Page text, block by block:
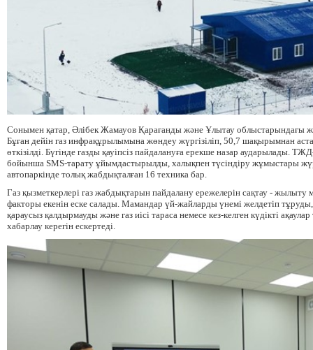
Сонымен қатар, Әлібек Жамауов Қарағанды және Ұлытау облыстарындағы
Бұған дейін газ инфрақұрылымына жөндеу жүргізіліп, 50,7 шақырымнан
өткізілді. Бүгінде газды қауіпсіз пайдалануға ерекше назар аударылады. ТЖД
бойынша SMS-тарату ұйымдастырылды, халықпен түсіндіру жұмыстары
автопаркінде толық жабдықталған 16 техника бар.
Газ қызметкерлері газ жабдықтарын пайдалану ережелерін сақтау - жылыту
факторы екенін еске салады. Мамандар үй-жайларды үнемі желдетіп
қараусыз қалдырмауды және газ иісі тараса немесе кез-келген күдікті
хабарлау керегін ескертеді.